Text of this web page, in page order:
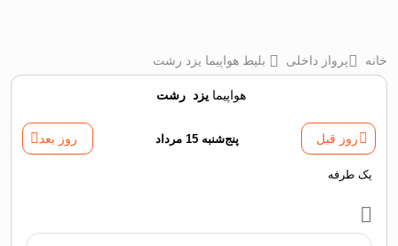
خانه پرواز داخلی بلیط هواپیما یزد رشت
هواپیمایزد ‌رشت
روز قبل پنج‌شنبه 15 مرداد روز بعد
یک طرفه